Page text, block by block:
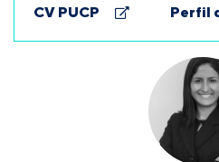
CV PUCP Perfil